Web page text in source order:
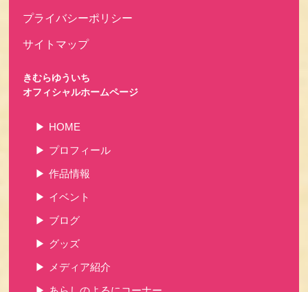
プライバシーポリシー
サイトマップ
きむらゆういち
オフィシャルホームページ
HOME
プロフィール
作品情報
イベント
ブログ
グッズ
メディア紹介